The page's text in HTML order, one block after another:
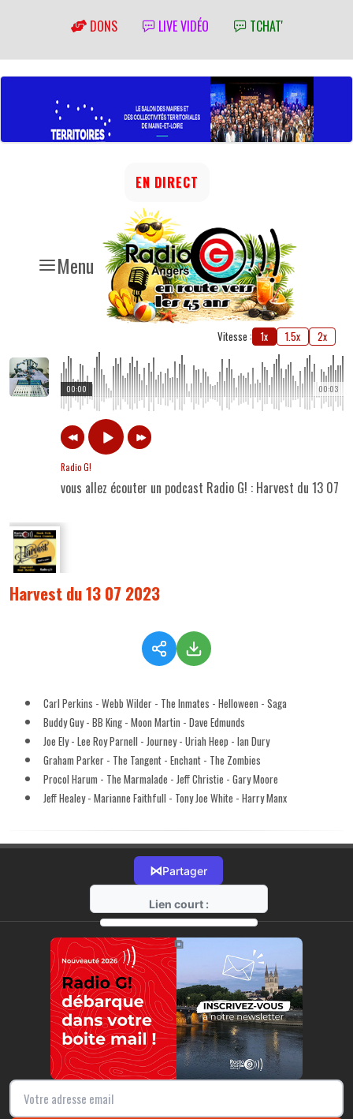
DONS LIVE VIDÉO TCHAT'
Menu
EN DIRECT
Vitesse : 1x 1.5x 2x
00:03
00:00
Radio G!
vous allez écouter un podcast Radio G! : Harvest du 13 07
Harvest du 13 07 2023
Carl Perkins - Webb Wilder - The Inmates - Helloween - Saga
Buddy Guy - BB King - Moon Martin - Dave Edmunds
Joe Ely - Lee Roy Parnell - Journey - Uriah Heep - Ian Dury
Graham Parker - The Tangent - Enchant - The Zombies
Procol Harum - The Marmalade - Jeff Christie - Gary Moore
Jeff Healey - Marianne Faithfull - Tony Joe White - Harry Manx
⋈Partager
Lien court :
https://radio-g.fr?12034
⧉